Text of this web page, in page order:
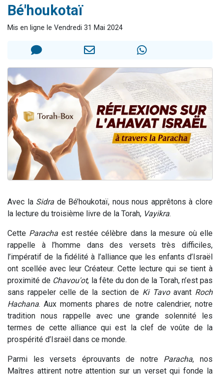
2 nouvelles musiques dans Torah-Box Music
8 personnes viennent de faire un don pour Tsédaka : pauvres d'Israel
2 personnes viennent de faire un don pour 1 Journée de Vacances Pour les Enfants
Bé'houkotaï
Mis en ligne le Vendredi 31 Mai 2024
Avec la Sidra de Bé’houkotaï, nous nous apprêtons à clore
la lecture du troisième livre de la Torah, Vayikra.
Cette Paracha est restée célèbre dans la mesure où elle
rappelle à l’homme dans des versets très difficiles,
l’impératif de la fidélité à l’alliance que les enfants d’Israël
ont scellée avec leur Créateur. Cette lecture qui se tient à
proximité de Chavou'ot, la fête du don de la Torah, n’est pas
sans rappeler celle de la section de Ki Tavoavant Roch
Hachana. Aux moments phares de notre calendrier, notre
tradition nous rappelle avec une grande solennité les
termes de cette alliance qui est la clef de voûte de la
prospérité d’Israël dans ce monde.
Parmi les versets éprouvants de notre Paracha, nos
Maîtres attirent notre attention sur un verset qui fonde la